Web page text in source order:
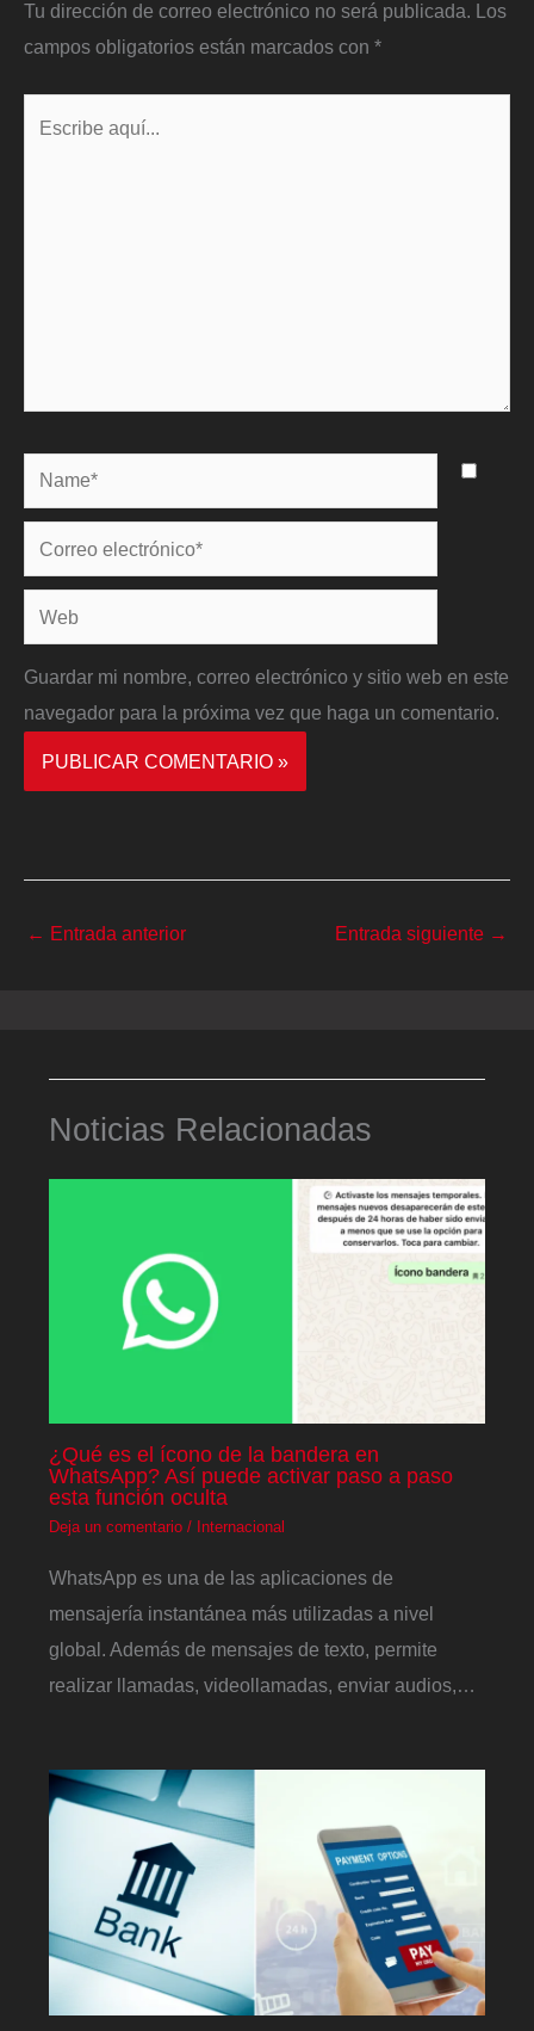
Tu dirección de correo electrónico no será publicada. Los
campos obligatorios están marcados con *
Name*
Correo
electrónico*
Web
Guardar mi nombre, correo electrónico y sitio web en este
navegador para la próxima vez que haga un comentario.
← Entrada anterior Entrada siguiente →
Noticias Relacionadas
¿Qué es el ícono de la bandera en
WhatsApp? Así puede activar paso a paso
esta función oculta
Deja un comentario / Internacional
WhatsApp es una de las aplicaciones de
mensajería instantánea más utilizadas a nivel
global. Además de mensajes de texto, permite
realizar llamadas, videollamadas, enviar audios,…